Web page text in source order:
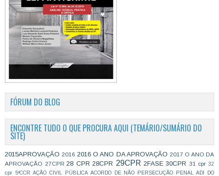
FÓRUM DO BLOG
ENCONTRE TUDO O QUE PROCURA AQUI (TEMÁRIO/SUMÁRIO DO
SITE)
2015APROVAÇÃO 2016 2016 O ANO DA APROVAÇÃO 2017 O ANO DA
APROVAÇÃO 27CPR 28 CPR 28CPR 29CPR 2FASE 30CPR 31 cpr 32
cpr
5ªCCR AÇÃO CIVIL PÚBLICA ACORDO DE NÃO PERSECUÇÃO PENAL
ADI DO